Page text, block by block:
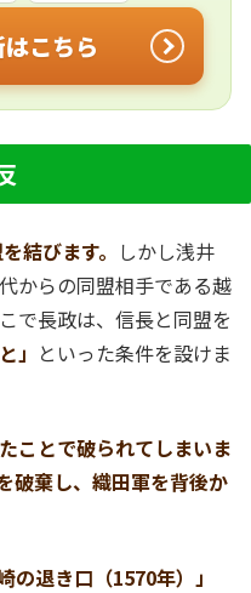
こちら
結びます。 しかし浅井
からの同盟相手である越
で長政は、信長と同盟を
」 といった条件を設けま
ことで破られてしまいま
破棄し、織田軍を背後か
の退き口（1570年）」